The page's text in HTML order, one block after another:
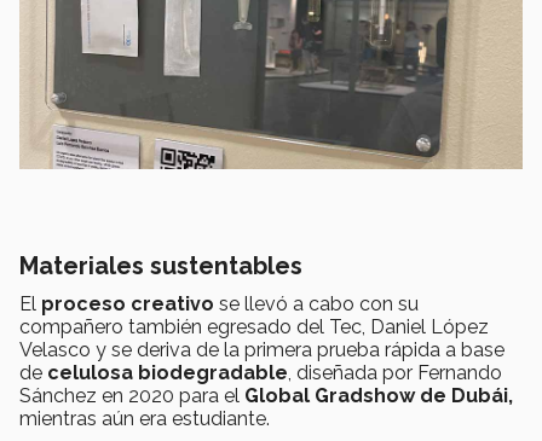
Materiales sustentables
El proceso creativo se llevó a cabo con su
compañero también egresado del Tec, Daniel López
Velasco y se deriva de la primera prueba rápida a base
de celulosa biodegradable, diseñada por Fernando
Sánchez en 2020 para el Global Gradshow de Dubái,
mientras aún era estudiante.